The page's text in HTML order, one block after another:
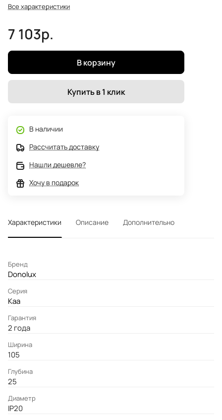
Все характеристики
7 103р.
В корзину
Купить в 1 клик
В наличии
Рассчитать доставку
Нашли дешевле?
Хочу в подарок
Характеристики Описание Дополнительно
Бренд
Donolux
Серия
Kaa
Гарантия
2 года
Ширина
105
Глубина
25
Диаметр
IP20